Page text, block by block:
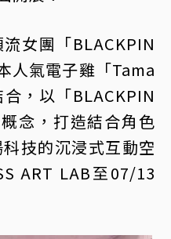
女團「BLACKPIN
人氣電子雞「Tama
，以「BLACKPIN
念，打造結合角色
技的沉浸式互動空
ART LAB至07/13